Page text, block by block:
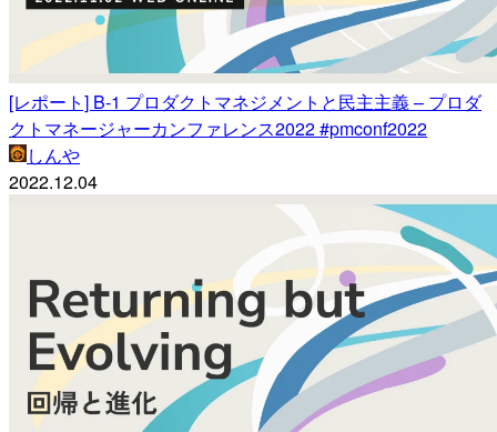
[レポート] B-1 プロダクトマネジメントと民主主義 – プロダ
クトマネージャーカンファレンス2022 #pmconf2022
しんや
2022.12.04